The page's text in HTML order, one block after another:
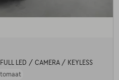
LED / CAMERA / KEYLESS